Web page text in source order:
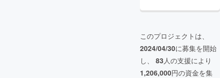
このプロジェクトは、
2024/04/30に募集を開始
し、 83人の支援により
1,206,000円の資金を集